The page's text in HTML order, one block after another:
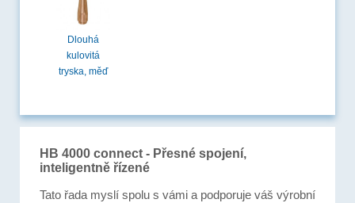
Dlouhá
kulovitá
tryska, měď
HB 4000 connect - Přesné spojení,
inteligentně řízené
Tato řada myslí spolu s vámi a podporuje váš výrobní